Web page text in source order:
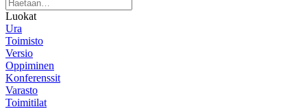
Luokat
Ura
Toimisto
Versio
Oppiminen
Konferenssit
Varasto
Toimitilat